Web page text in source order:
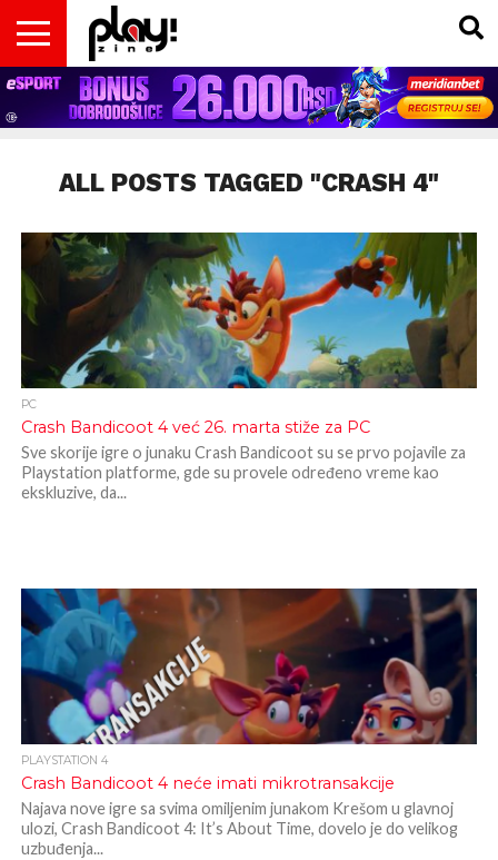
VESTI
MAGAZIN
PLAY!RETRO
PLAY!CAST
PLAY!CON
PLAY!BIZ
INSIDER
OPISI
IGARA
DOMAĆA
SCENA
INTERVJUI
GADGETS
FILM
& TV
KOLUMNE
ALL POSTS TAGGED "CRASH 4"
PC
Crash Bandicoot 4 već 26. marta stiže za PC
Sve skorije igre o junaku Crash Bandicoot su se prvo pojavile za
Playstation platforme, gde su provele određeno vreme kao
ekskluzive, da...
PLAYSTATION 4
Crash Bandicoot 4 neće imati mikrotransakcije
Najava nove igre sa svima omiljenim junakom Krešom u glavnoj
ulozi, Crash Bandicoot 4: It’s About Time, dovelo je do velikog
uzbuđenja...